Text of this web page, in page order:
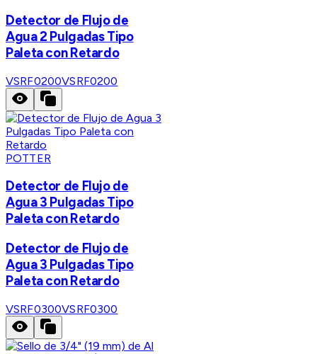
Detector de Flujo de
Agua 2 Pulgadas Tipo
Paleta con Retardo
VSRF0200VSRF0200
POTTER
Detector de Flujo de
Agua 3 Pulgadas Tipo
Paleta con Retardo
Detector de Flujo de
Agua 3 Pulgadas Tipo
Paleta con Retardo
VSRF0300VSRF0300